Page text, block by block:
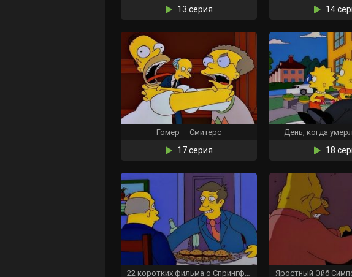
13 серия 14
Гомер — Смитерс
17 серия
День, когда
18